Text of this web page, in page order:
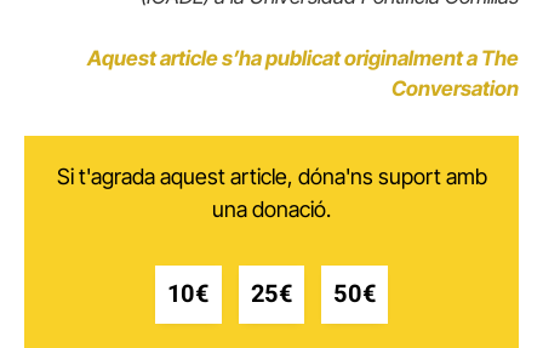
Aquest article s’ha publicat originalment a The
Conversation
Si t'agrada aquest article, dóna'ns suport amb
una donació.
10€ 25€ 50€